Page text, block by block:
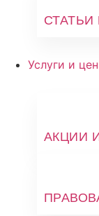
Услуги и
АКЦИИ